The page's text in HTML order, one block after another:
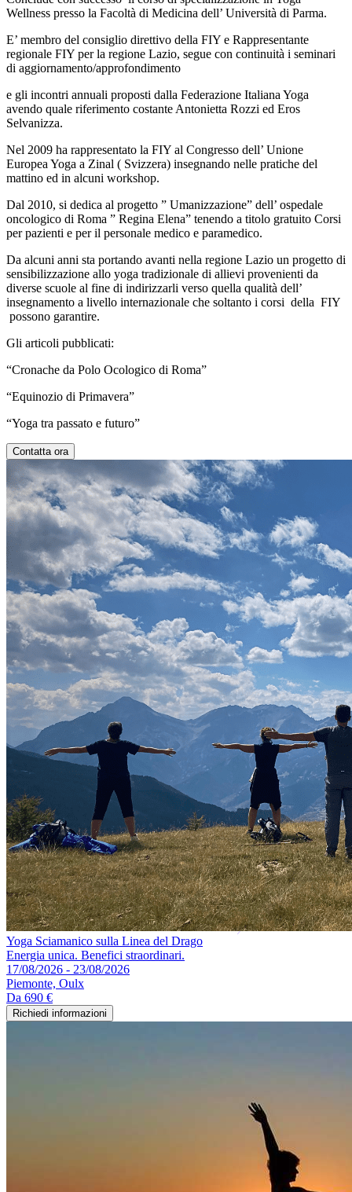
Wellness presso la Facoltà di Medicina dell’ Università di Parma.
E’ membro del consiglio direttivo della FIY e Rappresentante
regionale FIY per la regione Lazio, segue con continuità i seminari
di aggiornamento/approfondimento
e gli incontri annuali proposti dalla Federazione Italiana Yoga
avendo quale riferimento costante Antonietta Rozzi ed Eros
Selvanizza.
Nel 2009 ha rappresentato la FIY al Congresso dell’ Unione
Europea Yoga a Zinal ( Svizzera) insegnando nelle pratiche del
mattino ed in alcuni workshop.
Dal 2010, si dedica al progetto ” Umanizzazione” dell’ ospedale
oncologico di Roma ” Regina Elena” tenendo a titolo gratuito Corsi
per pazienti e per il personale medico e paramedico.
Da alcuni anni sta portando avanti nella regione Lazio un progetto di
sensibilizzazione allo yoga tradizionale di allievi provenienti da
diverse scuole al fine di indirizzarli verso quella qualità dell’
insegnamento a livello internazionale che soltanto i corsi della FIY
possono garantire.
Gli articoli pubblicati:
“Cronache da Polo Ocologico di Roma”
“Equinozio di Primavera”
“Yoga tra passato e futuro”
Contatta ora
Yoga Sciamanico sulla Linea del Drago
Energia unica. Benefici straordinari.
17/08/2026 - 23/08/2026
Piemonte, Oulx
Da 690 €
Richiedi informazioni